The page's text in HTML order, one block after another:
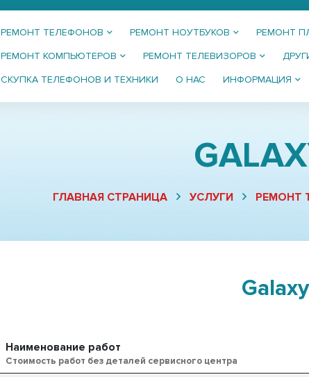
РЕМОНТ ТЕЛЕФОНОВ РЕМОНТ НОУТБУКОВ
РЕМОНТ
РЕМОНТ КОМПЬЮТЕРОВ
РЕМОНТ ТЕЛЕВИЗОРОВ
СКУПКА ТЕЛЕФОНОВ И ТЕХНИКИ
О НАС ИНФОРМАЦИЯ
ГЛАВНАЯ СТРАНИЦА УСЛУГИ РЕМОНТ
Наименование работ
Стоимость работ без деталей сервисного центра